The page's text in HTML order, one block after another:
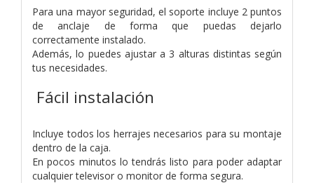
Para una mayor seguridad, el soporte incluye 2 puntos
de anclaje de forma que puedas dejarlo
correctamente instalado.
Además, lo puedes ajustar a 3 alturas distintas según
tus necesidades.
Fácil instalación
Incluye todos los herrajes necesarios para su montaje
dentro de la caja.
En pocos minutos lo tendrás listo para poder adaptar
cualquier televisor o monitor de forma segura.